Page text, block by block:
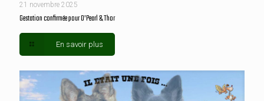
21 novembre 2025
Gestation confirmée pour O’Pearl & Thor
En savoir plus